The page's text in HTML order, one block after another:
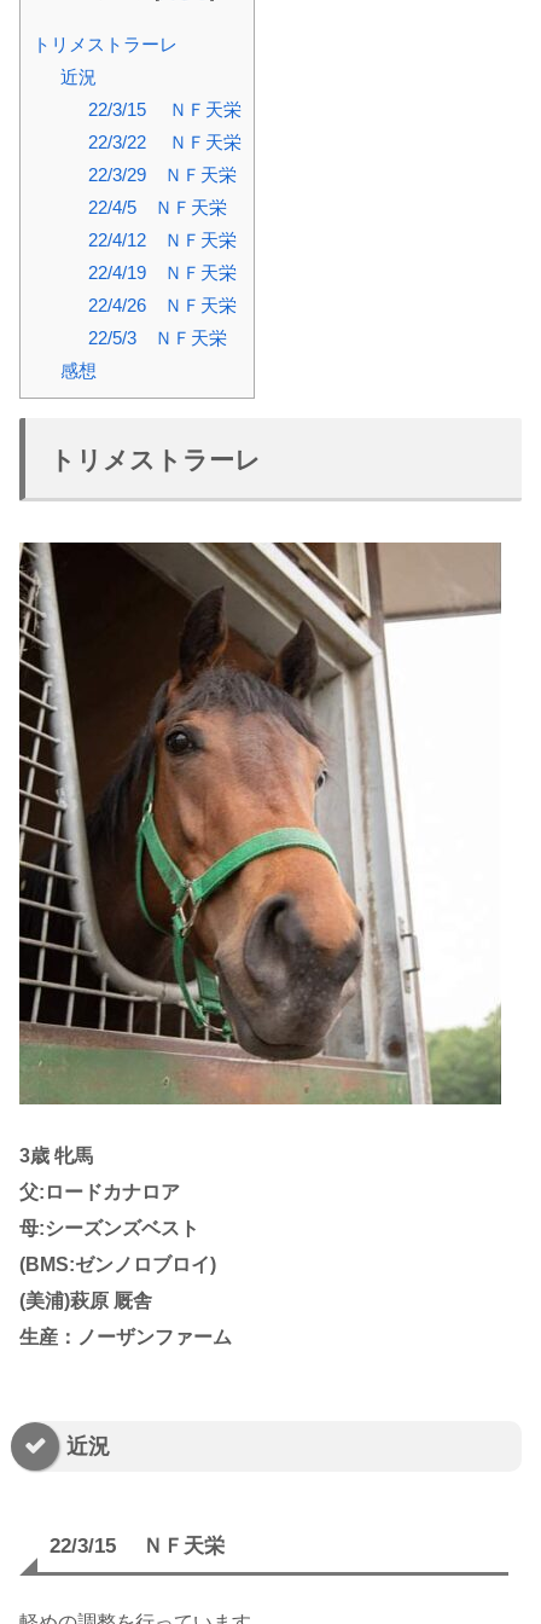
トリメストラーレ
近況
22/3/15 ＮＦ天栄
22/3/22 ＮＦ天栄
22/3/29 ＮＦ天栄
22/4/5 ＮＦ天栄
22/4/12 ＮＦ天栄
22/4/19 ＮＦ天栄
22/4/26 ＮＦ天栄
22/5/3 ＮＦ天栄
感想
トリメストラーレ
3歳 牝馬
父:ロードカナロア
母:シーズンズベスト
(BMS:ゼンノロブロイ)
(美浦)萩原 厩舎
生産：ノーザンファーム
近況
22/3/15 ＮＦ天栄